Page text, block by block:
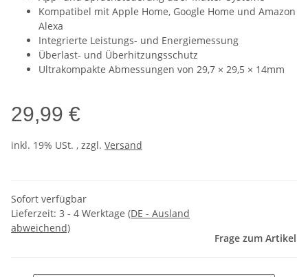
Kompatibel mit Apple Home, Google Home und Amazon
Alexa
Integrierte Leistungs- und Energiemessung
Überlast- und Überhitzungsschutz
Ultrakompakte Abmessungen von 29,7 × 29,5 × 14mm
29,99 €
inkl. 19% USt. , zzgl. Versand
Sofort verfügbar
Lieferzeit: 3 - 4 Werktage (DE - Ausland
abweichend)
Frage zum Artikel